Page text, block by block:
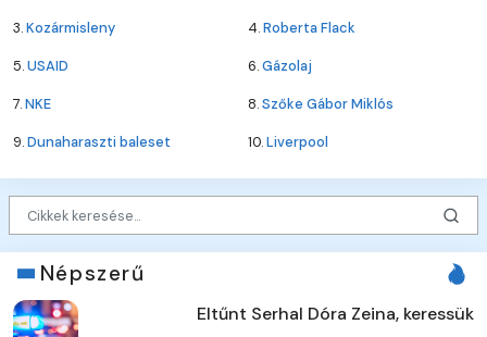
3.Kozármisleny 4.Roberta Flack
5.USAID 6.Gázolaj
7.NKE 8.Szőke Gábor Miklós
9.Dunaharaszti baleset 10.Liverpool
Népszerű
Eltűnt Serhal Dóra Zeina, keressük